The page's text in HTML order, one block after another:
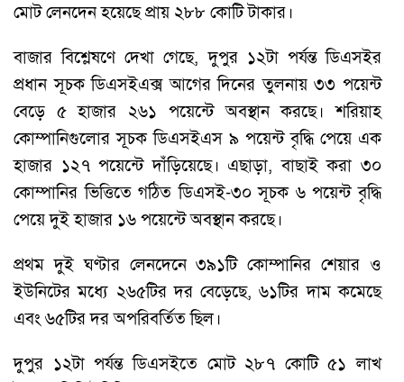
মোট লেনদেন হয়েছে প্রায় ২৮৮ কোটি টাকার।
বাজার বিশ্লেষণে দেখা গেছে, দুপুর ১২টা পর্যন্ত ডিএসইর
প্রধান সূচক ডিএসইএক্স আগের দিনের তুলনায় ৩৩ পয়েন্ট
বেড়ে ৫ হাজার ২৬১ পয়েন্টে অবস্থান করছে। শরিয়াহ
কোম্পানিগুলোর সূচক ডিএসইএস ৯ পয়েন্ট বৃদ্ধি পেয়ে এক
হাজার ১২৭ পয়েন্টে দাঁড়িয়েছে। এছাড়া, বাছাই করা ৩০
কোম্পানির ভিত্তিতে গঠিত ডিএসই-৩০ সূচক ৬ পয়েন্ট বৃদ্ধি
পেয়ে দুই হাজার ১৬ পয়েন্টে অবস্থান করছে।
প্রথম দুই ঘণ্টার লেনদেনে ৩৯১টি কোম্পানির শেয়ার ও
ইউনিটের মধ্যে ২৬৫টির দর বেড়েছে, ৬১টির দাম কমেছে
এবং ৬৫টির দর অপরিবর্তিত ছিল।
দুপুর ১২টা পর্যন্ত ডিএসইতে মোট ২৮৭ কোটি ৫১ লাখ